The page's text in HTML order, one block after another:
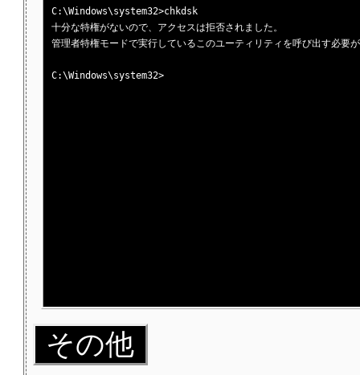
CHKDSK は Usn ジャーナルを確認しています...
  USN が 35062456 バイト処理されました。
Usn ジャーナルの確認を完了しました。
C:\Windows\system32>chkdsk
十分な特権がないので、アクセスは拒否されました。
管理者特権モードで実行しているこのユーティリティを呼び出す必要
C:\Windows\system32>
その他